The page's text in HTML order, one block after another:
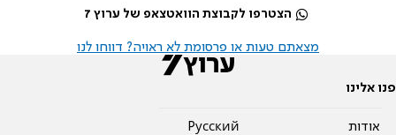
הצטרפו לקבוצת הוואטצאפ של ערוץ 7
מצאתם טעות או פרסומת לא ראויה? דווחו לנו
פנו אלינו
אודות
Pусский